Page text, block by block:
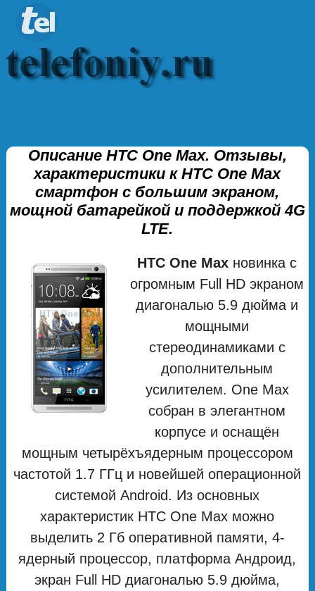
Описание HTC One Max. Отзывы,
характеристики к HTC One Max
смартфон с большим экраном,
мощной батарейкой и поддержкой 4G
LTE.
HTC One Max новинка с
огромным Full HD экраном
диагональю 5.9 дюйма и
мощными
стереодинамиками с
дополнительным
усилителем. One Max
собран в элегантном
корпусе и оснащён
мощным четырёхъядерным процессором
частотой 1.7 ГГц и новейшей операционной
системой Android. Из основных
характеристик HTC One Max можно
выделить 2 Гб оперативной памяти, 4-
ядерный процессор, платформа Андроид,
экран Full HD диагональю 5.9 дюйма,